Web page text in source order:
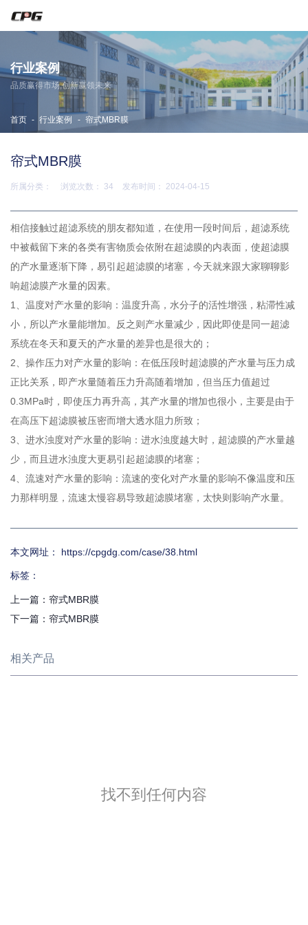
东莞市宇拓传动设备有限公司
主营CPG减速机·晟邦减速机·城邦减速机
服务热线： 13729994486
技术咨询：13712967827
微信
扫一扫
行业案例
品质赢得市场,创新赢领未来
首页 - 行业案例 - 帘式MBR膜
帘式MBR膜
所属分类： 浏览次数： 34 发布时间： 2024-04-15
相信接触过超滤系统的朋友都知道，在使用一段时间后，超滤系统
中被截留下来的各类有害物质会依附在超滤膜的内表面，使超滤膜
的产水量逐渐下降，易引起超滤膜的堵塞，今天就来跟大家聊聊影
响超滤膜产水量的因素。
1、温度对产水量的影响：温度升高，水分子的活性增强，粘滞性减
小，所以产水量能增加。反之则产水量减少，因此即使是同一超滤
系统在冬天和夏天的产水量的差异也是很大的；
2、操作压力对产水量的影响：在低压段时超滤膜的产水量与压力成
正比关系，即产水量随着压力升高随着增加，但当压力值超过
0.3MPa时，即使压力再升高，其产水量的增加也很小，主要是由于
在高压下超滤膜被压密而增大透水阻力所致；
3、进水浊度对产水量的影响：进水浊度越大时，超滤膜的产水量越
少，而且进水浊度大更易引起超滤膜的堵塞；
4、流速对产水量的影响：流速的变化对产水量的影响不像温度和压
力那样明显，流速太慢容易导致超滤膜堵塞，太快则影响产水量。
本文网址： https://cpgdg.com/case/38.html
标签：
上一篇： 帘式MBR膜
下一篇： 帘式MBR膜
相关产品
找不到任何内容